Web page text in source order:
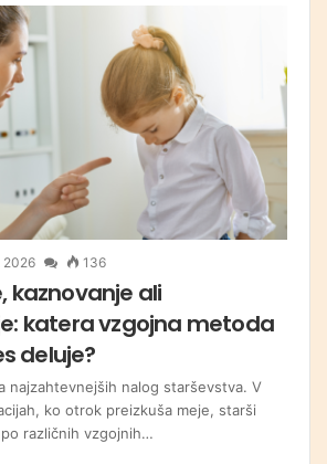
2026 136
kaznovanje ali
katera vzgojna metoda
deluje?
najzahtevnejših nalog starševstva. V
ko otrok preizkuša meje, starši
različnih vzgojnih…